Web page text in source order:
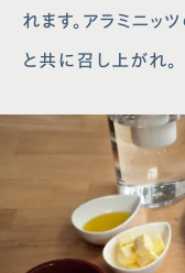
れます。アラミニッ
と共に召し上がれ。